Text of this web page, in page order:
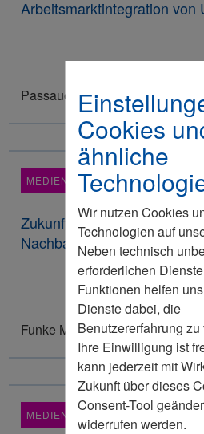
Cookies
ähnliche
Wir nutzen Cookies
Technologien auf
Neben technisch
erforderlichen
Funktionen helfen
Dienste dabei, die
Benutzererfahrung
Ihre Einwilligung ist
kann jederzeit mit
Zukunft über dieses
Consent-Tool
widerrufen werden.
Arbeitsmarktintegration von
Passauer Neue Presse, Rhein-
MEDIENRESONANZ
Zukunftsfähige Rente: Was
Nachbarn lernen können
Funke Mediengruppe, FAZ,
MEDIENRESONANZ